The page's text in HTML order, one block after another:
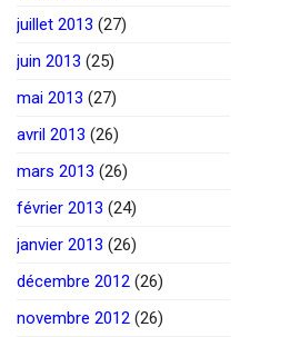
juillet 2013 (27)
juin 2013 (25)
mai 2013 (27)
avril 2013 (26)
mars 2013 (26)
février 2013 (24)
janvier 2013 (26)
décembre 2012 (26)
novembre 2012 (26)